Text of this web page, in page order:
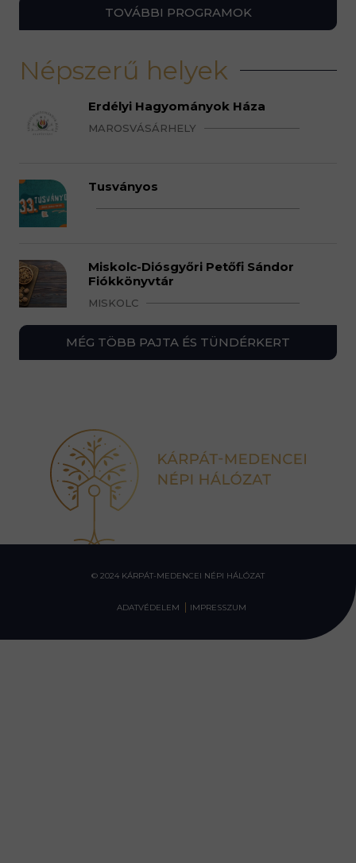
TOVÁBBI PROGRAMOK
Népszerű helyek
Erdélyi Hagyományok Háza
MAROSVÁSÁRHELY
Tusványos
Miskolc-Diósgyőri Petőfi Sándor
Fiókkönyvtár
MISKOLC
MÉG TÖBB PAJTA ÉS TÜNDÉRKERT
© 2024 KÁRPÁT-MEDENCEI NÉPI HÁLÓZAT
ADATVÉDELEM IMPRESSZUM